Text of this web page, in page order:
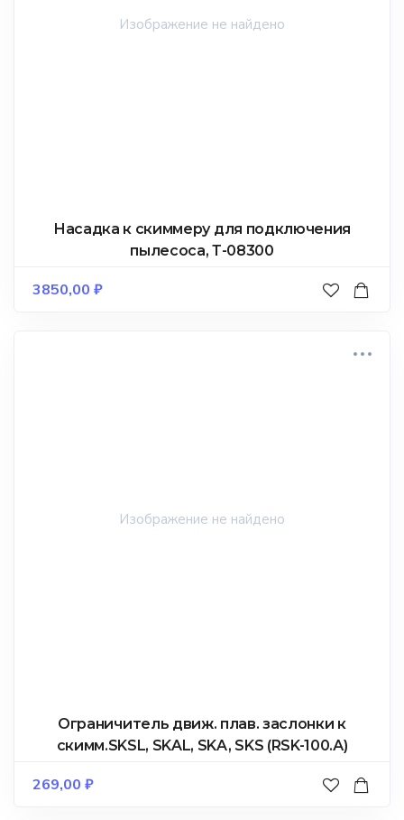
Насадка к скиммеру для подключения
пылесоса, Т-08300
3850,00 ₽
Ограничитель движ. плав. заслонки к
скимм.SKSL, SKAL, SKA, SKS (RSK-100.А)
269,00 ₽